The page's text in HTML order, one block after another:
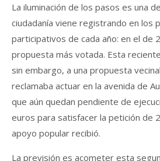
La iluminación de los pasos es una
ciudadanía viene registrando en los
participativos de cada año: en el de
propuesta más votada. Esta
sin embargo, a una propuesta
reclamaba actuar en la avenida de
que aún quedan pendiente de
euros para satisfacer la petición de
apoyo popular recibió.
La previsión es acometer esta